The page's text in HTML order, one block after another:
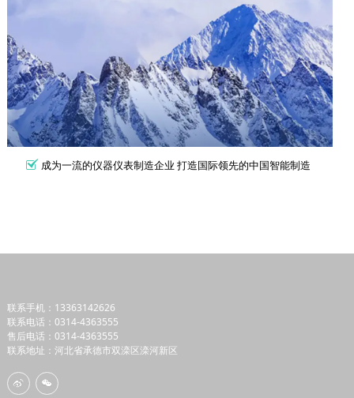
成为一流的仪器仪表制造企业 打造国际领先的中国智能制造
联系手机：13363142626
联系电话：0314-4363555
售后电话：0314-4363555
联系地址：河北省承德市双滦区滦河新区